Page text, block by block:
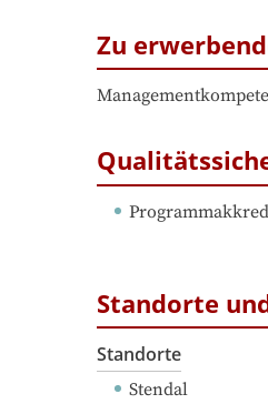
Zu
Standorte
Standorte
Stendal